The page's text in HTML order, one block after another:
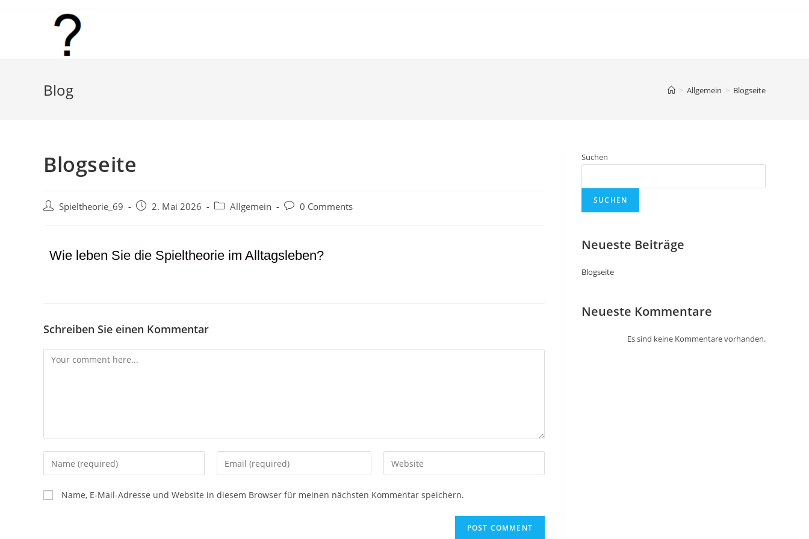
Blog > Allgemein > Blogseite
Blogseite
Spieltheorie_69 2. Mai 2026 Allgemein 0 Comments
Wie leben Sie die Spieltheorie im Alltagsleben?
Schreiben Sie einen Kommentar
Name, E-Mail-Adresse und Website in diesem Browser für meinen nächsten Kommentar speichern.
Suchen
SUCHEN
Neueste Beiträge
Blogseite
Neueste Kommentare
Es sind keine Kommentare vorhanden.